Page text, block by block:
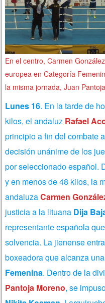
En el centro, Carmen
europea en Categoría
la misma jornada, Juan
Lunes 16. En la tarde de
kilos, el andaluz Rafael
principio a fin del combate
decisión unánime de los
por seleccionado español.
y en menos de 48 kilos, la
andaluzaCarmen
justicia a la lituana Dija
representante española
solvencia. La jienense
boxeadora que alcanza
Femenina. Dentro de la
Pantoja Moreno, se